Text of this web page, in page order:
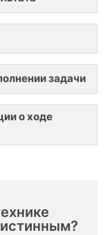
задачи
о ходе